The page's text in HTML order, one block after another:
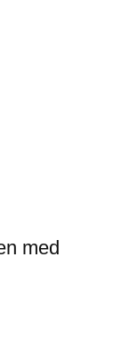
med